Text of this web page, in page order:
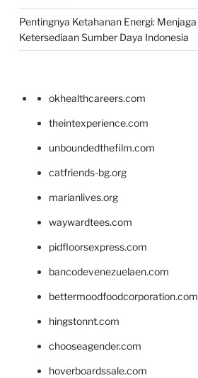
Pentingnya Ketahanan Energi: Menjaga
Ketersediaan Sumber Daya Indonesia
okhealthcareers.com
theintexperience.com
unboundedthefilm.com
catfriends-bg.org
marianlives.org
waywardtees.com
pidfloorsexpress.com
bancodevenezuelaen.com
bettermoodfoodcorporation.com
hingstonnt.com
chooseagender.com
hoverboardssale.com